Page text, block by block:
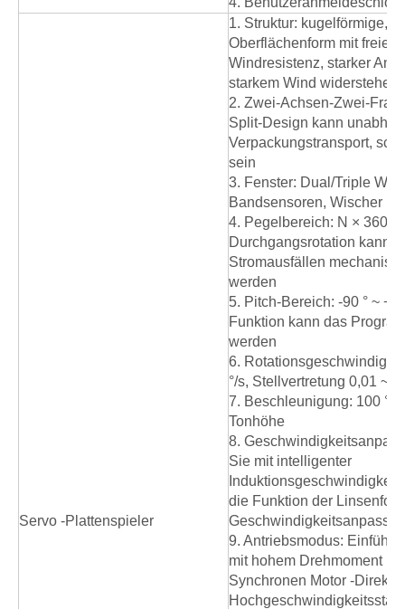
Servo -Plattenspieler
1. Struktur: kugelförmige,
Oberflächenform mit freier
Windresistenz, starker
starkem Wind widerstehen
2. Zwei-Achsen-Zwei-
Split-Design kann
Verpackungstransport,
sein
3. Fenster: Dual/Triple
Bandsensoren, Wischer
4. Pegelbereich: N × 360 °
Durchgangsrotation kann
Stromausfällen
werden
5. Pitch-Bereich: -90 ° ~ +
Funktion kann das
werden
6.
°/s, Stellvertretung 0,01 ~ ~
7. Beschleunigung: 100 °
Tonhöhe
8.
Sie mit intelligenter
die Funktion der
9. Antriebsmodus:
mit hohem Drehmoment
Synchronen Motor -